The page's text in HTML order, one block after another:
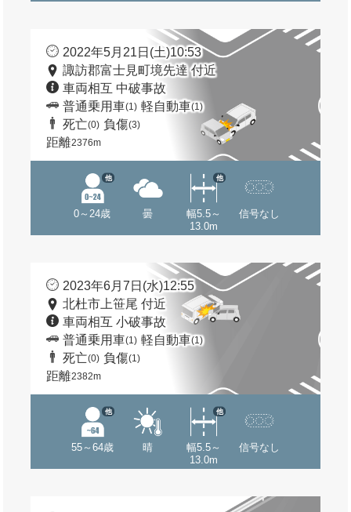
2022年5月21日(土)10:53
諏訪郡富士見町境先達 付近
車両相互 中破事故
普通乗用車(1) 軽自動車(1)
死亡(0) 負傷(3)
距離2376m
0～24歳
他
曇
幅5.5～
13.0m
他
信号なし
2023年6月7日(水)12:55
北杜市上笹尾 付近
車両相互 小破事故
普通乗用車(1) 軽自動車(1)
死亡(0) 負傷(1)
距離2382m
55～64歳
他
晴
幅5.5～
13.0m
他
信号なし